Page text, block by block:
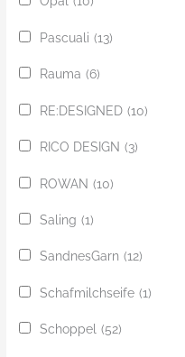
Pascuali (13)
Rauma (6)
RE:DESIGNED (10)
RICO DESIGN (3)
ROWAN (10)
Saling (1)
SandnesGarn (12)
Schafmilchseife (1)
Schoppel (52)